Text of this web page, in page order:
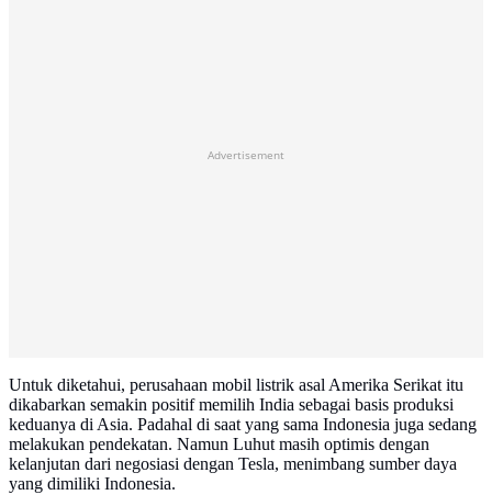
Advertisement
Untuk diketahui, perusahaan mobil listrik asal Amerika Serikat itu
dikabarkan semakin positif memilih India sebagai basis produksi
keduanya di Asia. Padahal di saat yang sama Indonesia juga sedang
melakukan pendekatan. Namun Luhut masih optimis dengan
kelanjutan dari negosiasi dengan Tesla, menimbang sumber daya
yang dimiliki Indonesia.